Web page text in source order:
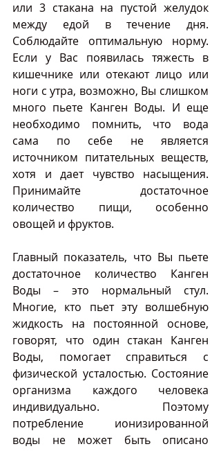
или 3 стакана на пустой желудок
между едой в течение дня.
Соблюдайте оптимальную норму.
Если у Вас появилась тяжесть в
кишечнике или отекают лицо или
ноги с утра, возможно, Вы слишком
много пьете Канген Воды. И еще
необходимо помнить, что вода
сама по себе не является
источником питательных веществ,
хотя и дает чувство насыщения.
Принимайте достаточное
количество пищи, особенно
овощей и фруктов.
Главный показатель, что Вы пьете
достаточное количество Канген
Воды – это нормальный стул.
Многие, кто пьет эту волшебную
жидкость на постоянной основе,
говорят, что один стакан Канген
Воды, помогает справиться с
физической усталостью. Состояние
организма каждого человека
индивидуально. Поэтому
потребление ионизированной
воды не может быть описано